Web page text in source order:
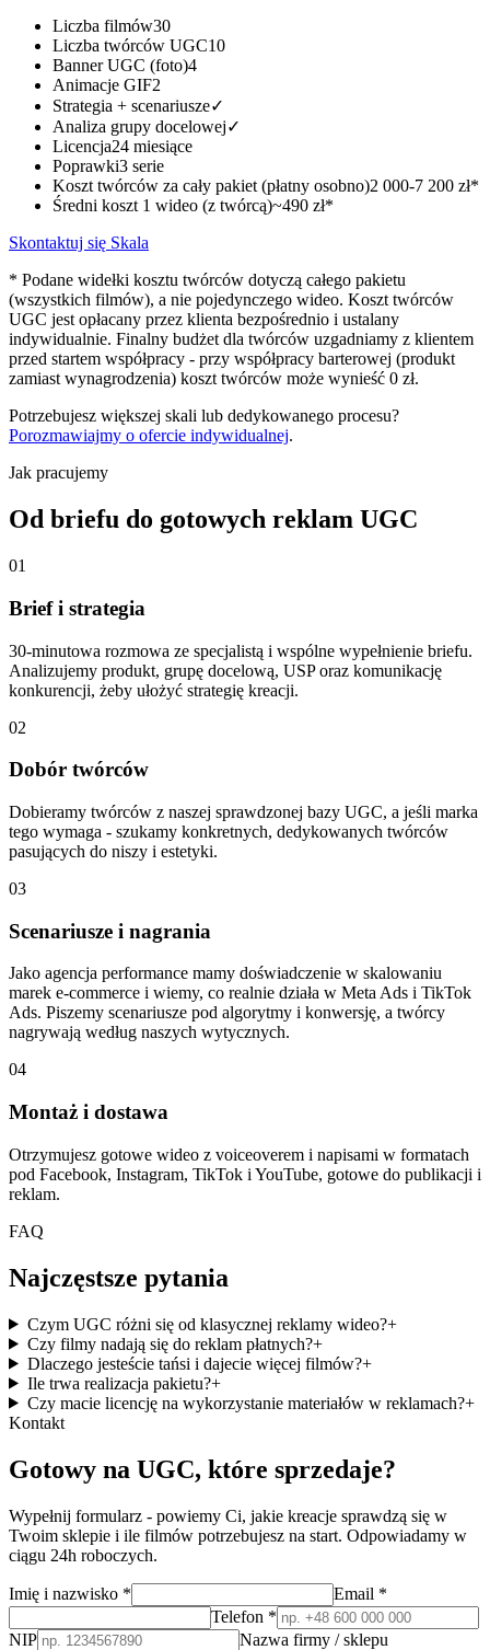
Liczba filmów30
Liczba twórców UGC10
Banner UGC (foto)4
Animacje GIF2
Strategia + scenariusze✓
Analiza grupy docelowej✓
Licencja24 miesiące
Poprawki3 serie
Koszt twórców za cały pakiet (płatny osobno)2 000-7 200 zł*
Średni koszt 1 wideo (z twórcą)~490 zł*
Skontaktuj się Skala
* Podane widełki kosztu twórców dotyczą całego pakietu
(wszystkich filmów), a nie pojedynczego wideo. Koszt twórców
UGC jest opłacany przez klienta bezpośrednio i ustalany
indywidualnie. Finalny budżet dla twórców uzgadniamy z klientem
przed startem współpracy - przy współpracy barterowej (produkt
zamiast wynagrodzenia) koszt twórców może wynieść 0 zł.
Potrzebujesz większej skali lub dedykowanego procesu?
Porozmawiajmy o ofercie indywidualnej.
Jak pracujemy
Od briefu do gotowych reklam UGC
01
Brief i strategia
30-minutowa rozmowa ze specjalistą i wspólne wypełnienie briefu.
Analizujemy produkt, grupę docelową, USP oraz komunikację
konkurencji, żeby ułożyć strategię kreacji.
02
Dobór twórców
Dobieramy twórców z naszej sprawdzonej bazy UGC, a jeśli marka
tego wymaga - szukamy konkretnych, dedykowanych twórców
pasujących do niszy i estetyki.
03
Scenariusze i nagrania
Jako agencja performance mamy doświadczenie w skalowaniu
marek e-commerce i wiemy, co realnie działa w Meta Ads i TikTok
Ads. Piszemy scenariusze pod algorytmy i konwersję, a twórcy
nagrywają według naszych wytycznych.
04
Montaż i dostawa
Otrzymujesz gotowe wideo z voiceoverem i napisami w formatach
pod Facebook, Instagram, TikTok i YouTube, gotowe do publikacji i
reklam.
FAQ
Najczęstsze pytania
Czym UGC różni się od klasycznej reklamy wideo?+
Czy filmy nadają się do reklam płatnych?+
Dlaczego jesteście tańsi i dajecie więcej filmów?+
Ile trwa realizacja pakietu?+
Czy macie licencję na wykorzystanie materiałów w reklamach?+
Kontakt
Gotowy na UGC, które sprzedaje?
Wypełnij formularz - powiemy Ci, jakie kreacje sprawdzą się w
Twoim sklepie i ile filmów potrzebujesz na start. Odpowiadamy w
ciągu 24h roboczych.
Imię i nazwisko *
Email *
Telefon *
NIP
Nazwa firmy / sklepu